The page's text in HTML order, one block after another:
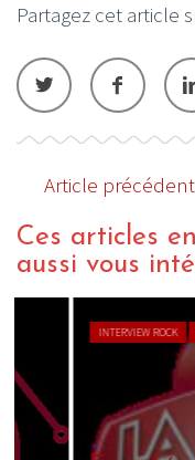
Partagez cet article
Article précédent
Ces articles
aussi vous
INTERVIEW ROCK WEBZINE